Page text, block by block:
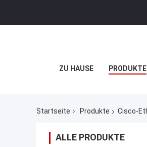
ZU HAUSE PRODUKTE
Startseite Produkte Cisco-
ALLE PRODUKTE